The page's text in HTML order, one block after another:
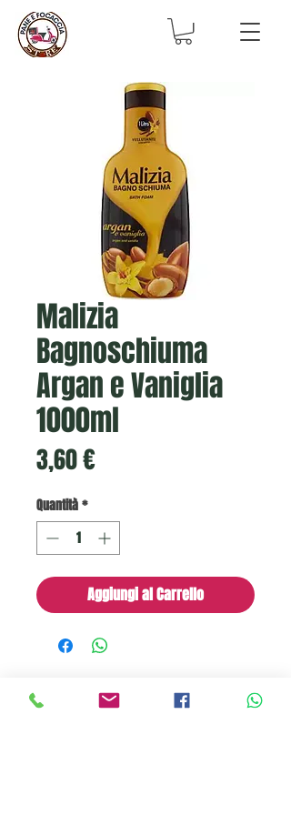
Malizia
Bagnoschiuma
Argan e Vaniglia
1000ml
3,60 €Prezzo
Quantità*
Aggiungi al Carrello